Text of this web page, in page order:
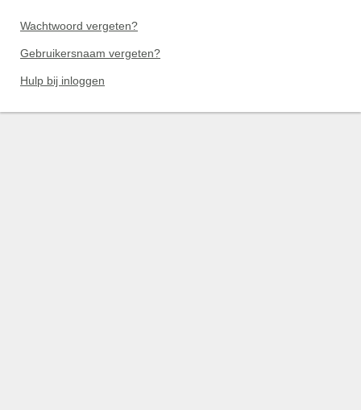
Wachtwoord vergeten?
Gebruikersnaam vergeten?
Hulp bij inloggen